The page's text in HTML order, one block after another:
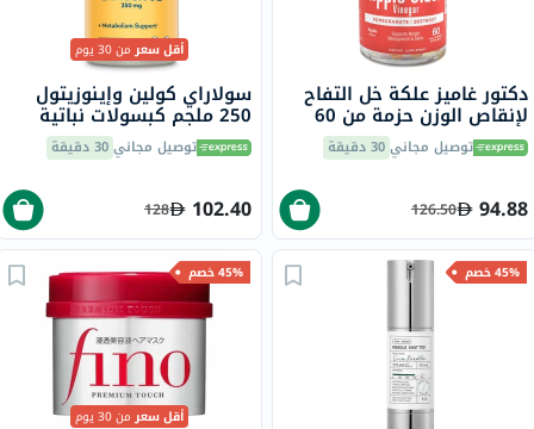
دكتور غاميز علكة خل التفاح
لإنقاص الوزن حزمة من 60
توصيل مجاني30 دقيقة
94.88
126.50
أقل سعرمن 30 يوم
سولاراي كولين وإينوزيتول
250 ملجم كبسولات نباتية
لدعم عملية التمثيل الغذائي
حزمة من 100توصيل مجاني30 دقيقة
102.40
128
45% خصم 45% خصم
أقل سعرمن 30 يوم